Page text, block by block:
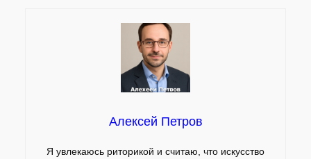
Алексей Петров
Я увлекаюсь риторикой и считаю, что искусство